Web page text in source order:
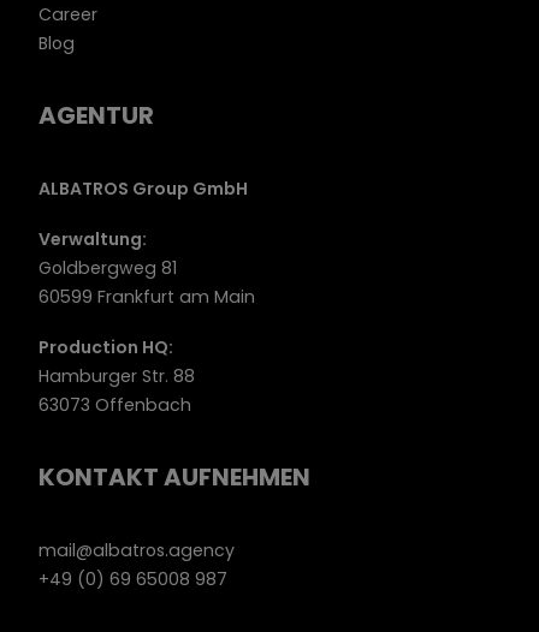
Career
Blog
AGENTUR
ALBATROS Group GmbH
Verwaltung:
Goldbergweg 81
60599 Frankfurt am Main
Production HQ:
Hamburger Str. 88
63073 Offenbach
KONTAKT AUFNEHMEN
mail@albatros.agency
+49 (0) 69 65008 987